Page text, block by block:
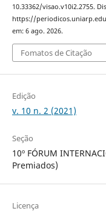
10.33362/visao.v10i2.2755.
https://
em: 6 ago. 2026.
Fomatos de Citação
Edição
v. 10 n. 2 (2021)
Seção
10º FÓRUM
Premiados)
Licença